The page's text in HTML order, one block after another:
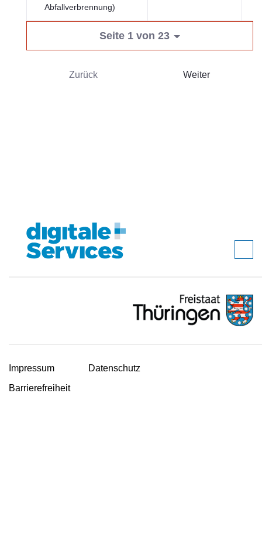
Abfallverbrennung)
Seite 1 von 23
Zurück Weiter
Impressum
Datenschutz
Barrierefreiheit